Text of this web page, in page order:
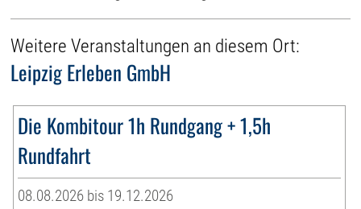
Weitere Veranstaltungen an diesem Ort:
Leipzig Erleben GmbH
Die Kombitour 1h Rundgang + 1,5h
Rundfahrt
08.08.2026 bis 19.12.2026